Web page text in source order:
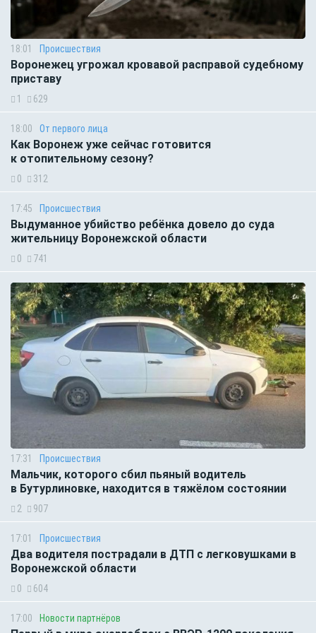
18:01 Происшествия
Воронежец угрожал кровавой расправой судебному
приставу
1 629
18:00 От первого лица
Как Воронеж уже сейчас готовится
к отопительному сезону?
0 312
17:45 Происшествия
Выдуманное убийство ребёнка довело до суда
жительницу Воронежской области
0 741
17:31 Происшествия
Мальчик, которого сбил пьяный водитель
в Бутурлиновке, находится в тяжёлом состоянии
2 907
17:01 Происшествия
Два водителя пострадали в ДТП с легковушками в
Воронежской области
0 604
17:00 Новости партнёров